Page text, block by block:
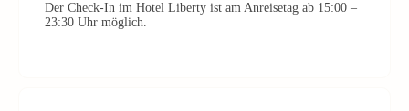
Der Check-In im Hotel Liberty ist am Anreisetag ab 15:00 –
23:30 Uhr möglich.